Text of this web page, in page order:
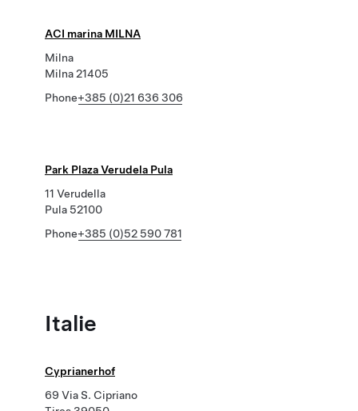
ACI marina MILNA
Milna
Milna 21405
Phone+385 (0)21 636 306
Park Plaza Verudela Pula
11 Verudella
Pula 52100
Phone+385 (0)52 590 781
Italie
Cyprianerhof
69 Via S. Cipriano